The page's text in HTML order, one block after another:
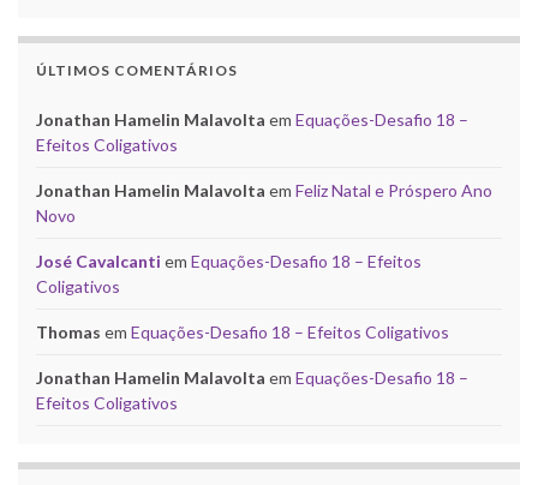
ÚLTIMOS COMENTÁRIOS
Jonathan Hamelin Malavolta em Equações-Desafio 18 –
Efeitos Coligativos
Jonathan Hamelin Malavolta em Feliz Natal e Próspero Ano
Novo
José Cavalcanti em Equações-Desafio 18 – Efeitos
Coligativos
Thomas em Equações-Desafio 18 – Efeitos Coligativos
Jonathan Hamelin Malavolta em Equações-Desafio 18 –
Efeitos Coligativos